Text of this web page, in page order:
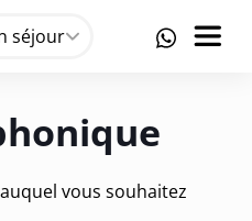
séjour
vous souhaitez